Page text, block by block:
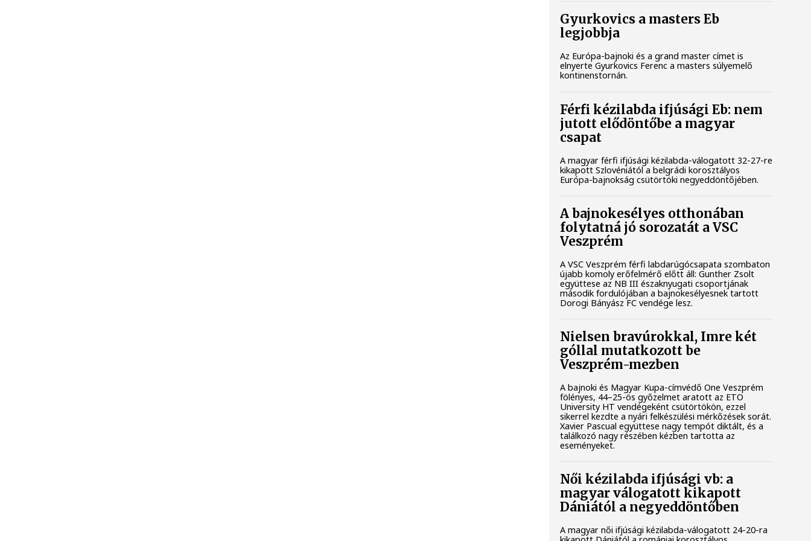
Gyurkovics a masters Eb
legjobbja
Az Európa-bajnoki és a grand master címet is
elnyerte Gyurkovics Ferenc a masters súlyemelő
kontinenstornán.
Férfi kézilabda ifjúsági Eb: nem
jutott elődöntőbe a magyar
csapat
A magyar férfi ifjúsági kézilabda-válogatott 32-27-re
kikapott Szlovéniától a belgrádi korosztályos
Európa-bajnokság csütörtöki negyeddöntőjében.
A bajnokesélyes otthonában
folytatná jó sorozatát a VSC
Veszprém
A VSC Veszprém férfi labdarúgócsapata szombaton
újabb komoly erőfelmérő előtt áll: Gunther Zsolt
együttese az NB III északnyugati csoportjának
második fordulójában a bajnokesélyesnek tartott
Dorogi Bányász FC vendége lesz.
Nielsen bravúrokkal, Imre két
góllal mutatkozott be
Veszprém-mezben
A bajnoki és Magyar Kupa-címvédő One Veszprém
fölényes, 44–25-ös győzelmet aratott az ETO
University HT vendégeként csütörtökön, ezzel
sikerrel kezdte a nyári felkészülési mérkőzések sorát.
Xavier Pascual együttese nagy tempót diktált, és a
találkozó nagy részében kézben tartotta az
eseményeket.
Női kézilabda ifjúsági vb: a
magyar válogatott kikapott
Dániától a negyeddöntőben
A magyar női ifjúsági kézilabda-válogatott 24-20-ra